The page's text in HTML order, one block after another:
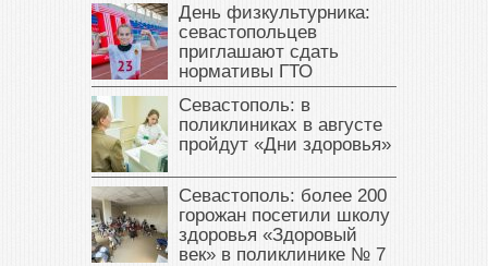
День физкультурника:
севастопольцев
приглашают сдать
нормативы ГТО
Севастополь: в
поликлиниках в августе
пройдут «Дни здоровья»
Севастополь: более 200
горожан посетили школу
здоровья «Здоровый
век» в поликлинике № 7